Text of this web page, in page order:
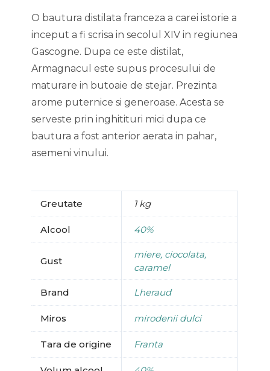
O bautura distilata franceza a carei istorie a
inceput a fi scrisa in secolul XIV in regiunea
Gascogne. Dupa ce este distilat,
Armagnacul este supus procesului de
maturare in butoaie de stejar. Prezinta
arome puternice si generoase. Acesta se
serveste prin inghitituri mici dupa ce
bautura a fost anterior aerata in pahar,
asemeni vinului.
Greutate 1 kg
Alcool 40%
Gust
miere, ciocolata,
caramel
Brand Lheraud
Miros mirodenii dulci
Tara de origine Franta